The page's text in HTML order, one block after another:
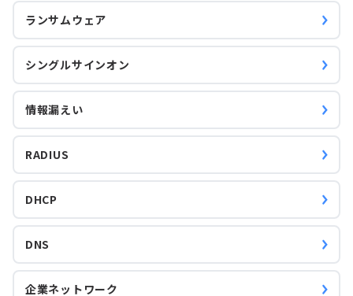
ランサムウェア
シングルサインオン
情報漏えい
RADIUS
DHCP
DNS
企業ネットワーク